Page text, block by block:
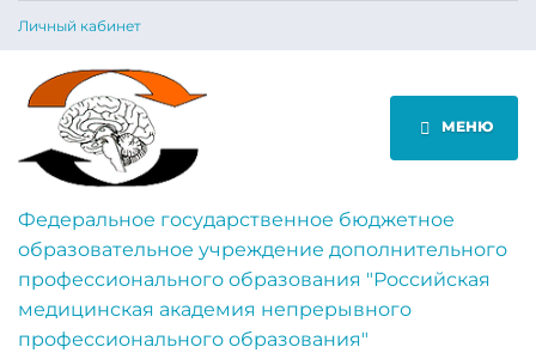
Личный кабинет
МЕНЮ
Федеральное государственное бюджетное
образовательное учреждение дополнительного
профессионального образования "Российская
медицинская академия непрерывного
профессионального образования"